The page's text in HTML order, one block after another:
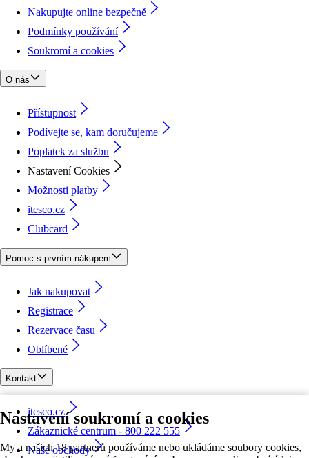
Nastavení soukromí a cookies
My a našich 18 partnerů používáme nebo ukládáme soubory cookies,
Nakupujte online bezpečně
Podmínky používání
Soukromí a cookies
O nás
Přístupnost
Podívejte se, kam doručujeme
Poplatek za službu
Nastavení Cookies
Možnosti platby
itesco.cz
Clubcard
Pomoc s prvním nákupem
Jak nakupovat
Registrace
Rezervace času
Oblíbené
Kontakt
itesco.cz
Zákaznické centrum - 800 222 555
Naše obchody